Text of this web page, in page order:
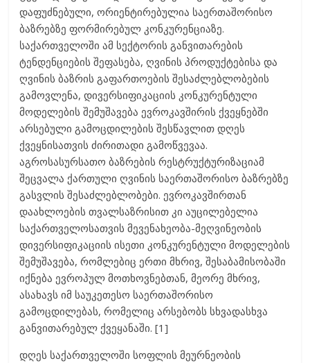
დაფუძნებული, ორიენტირებულია საერთაშორისო
ბაზრებზე ფორმირებულ კონკურენციაზე.
საქართველოში ამ სექტორის განვითარების
ტენდენციების შეფასება, ღვინის პროდუქტებისა და
ღვინის ბაზრის გაფართოების შესაძლებლობების
გამოვლენა, დივერსიფიკაციის კონკურენტული
მოდელების შემუშავება ევროკავშირის ქვეყნებში
არსებული გამოცდილების შესწავლით დღეს
ქვეყნისათვის ძირითადი გამოწვევაა.
აგროსასურსათო ბაზრების რესტრუქტურიზაციამ
შეცვალა ქართული ღვინის საერთაშორისო ბაზრებზე
გასვლის შესაძლებლობები. ევროკავშირთან
დაახლოების თვალსაზრისით კი აუცილებელია
საქართველოსათვის მევენახეობა-მეღვინეობის
დივერსიფიკაციის ისეთი კონკურენტული მოდელების
შემუშავება, რომლებიც ერთი მხრივ, შესაბამისობაში
იქნება ევროპულ მოთხოვნებთან, მეორე მხრივ,
ასახავს იმ საუკეთესო საერთაშორისო
გამოცდილებას, რომელიც არსებობს სხვადასხვა
განვითარებულ ქვეყანაში. [1]
დღეს საქართველოში სოფლის მეურნეობის